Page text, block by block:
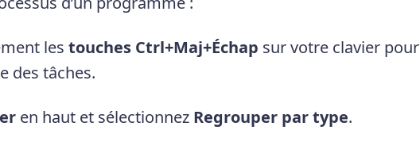
les touches Ctrl+Maj+Échap sur votre clavier pour
des tâches.
en haut et sélectionnez Regrouper par type.